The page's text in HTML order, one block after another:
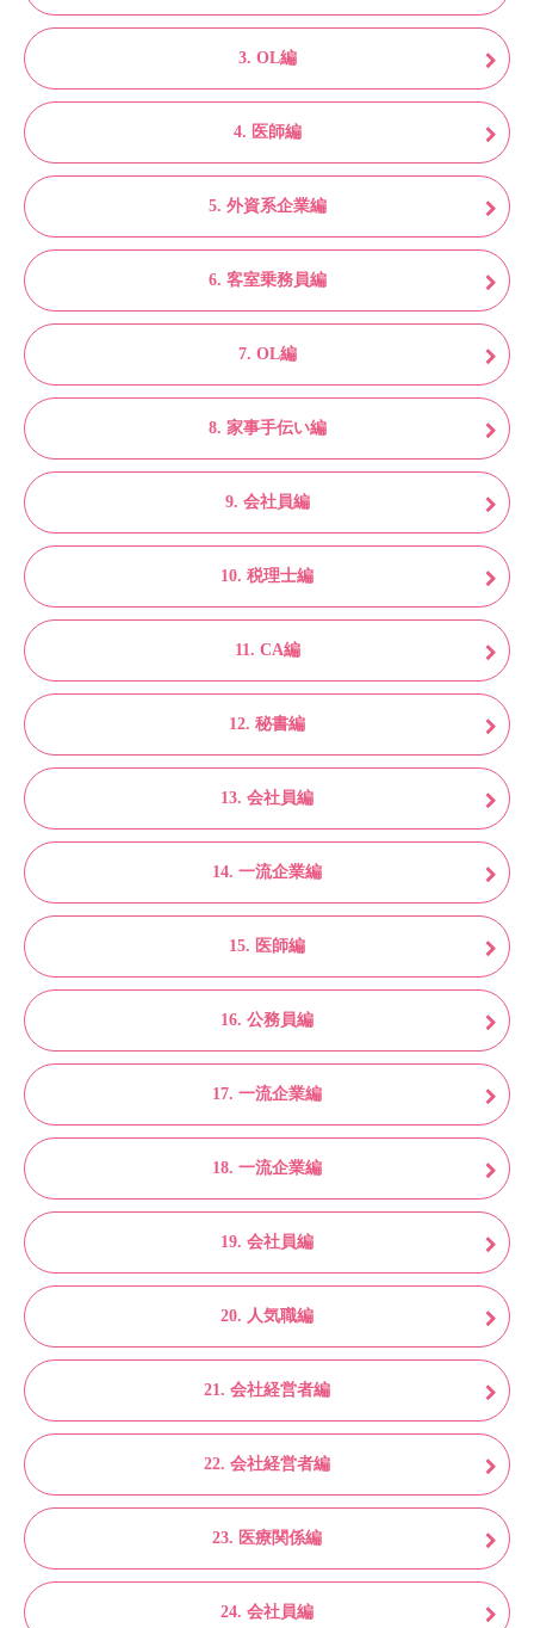
3. OL編
4. 医師編
5. 外資系企業編
6. 客室乗務員編
7. OL編
8. 家事手伝い編
9. 会社員編
10. 税理士編
11. CA編
12. 秘書編
13. 会社員編
14. 一流企業編
15. 医師編
16. 公務員編
17. 一流企業編
18. 一流企業編
19. 会社員編
20. 人気職編
21. 会社経営者編
22. 会社経営者編
23. 医療関係編
24. 会社員編